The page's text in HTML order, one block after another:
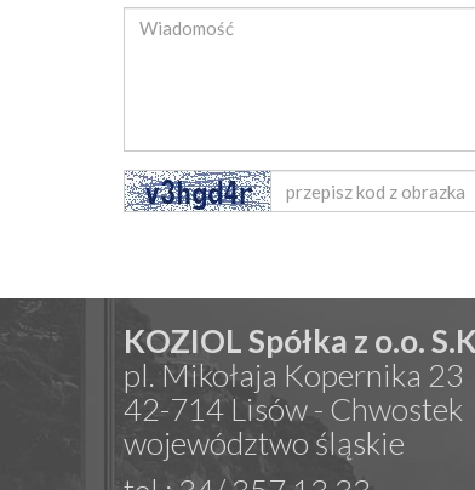
KOZIOL Spółka z o.o.
pl. Mikołaja Kopernika 23
42-714 Lisów - Chwostek
województwo śląskie